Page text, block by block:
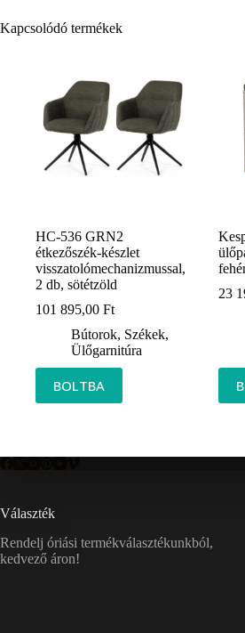
Kapcsolódó termékek
HC-536 GRN2
étkezőszék-készlet
visszatolómechanizmussal,
2 db, sötétzöld
101 895,00 Ft
Bútorok, Székek,
Ülőgarnitúra
BOLTBA
23
Választék
Rendelj óriási termékválasztékunkból,
kedvező áron!